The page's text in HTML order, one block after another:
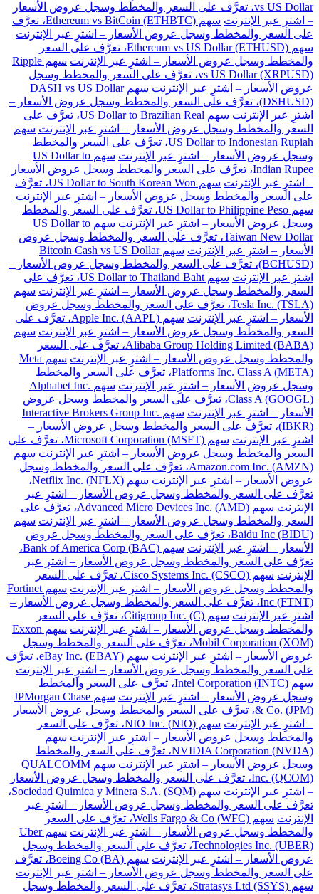
vs US Dollar، تعرَّف على السعر والمخطط وسجل عروض الأسعار
– اشترِ عبر الإنترنت
سهم Ethereum vs BitCoin (ETHBTC)، تعرَّف
على السعر والمخطط وسجل عروض الأسعار – اشترِ عبر الإنترنت
سهم Ethereum vs US Dollar (ETHUSD)، تعرَّف على السعر
والمخطط وسجل عروض الأسعار – اشترِ عبر الإنترنت
سهم Ripple
vs US Dollar (XRPUSD)، تعرَّف على السعر والمخطط وسجل
عروض الأسعار – اشترِ عبر الإنترنت
سهم DASH vs US Dollar
(DSHUSD)، تعرَّف على السعر والمخطط وسجل عروض الأسعار –
اشترِ عبر الإنترنت
سهم US Dollar to Brazilian Real، تعرَّف على
السعر والمخطط وسجل عروض الأسعار – اشترِ عبر الإنترنت سهم
US Dollar to Indonesian Rupiah، تعرَّف على السعر والمخطط
وسجل عروض الأسعار – اشترِ عبر الإنترنت
سهم US Dollar to
Indian Rupee، تعرَّف على السعر والمخطط وسجل عروض الأسعار
– اشترِ عبر الإنترنت
سهم US Dollar to South Korean Won، تعرَّف
على السعر والمخطط وسجل عروض الأسعار – اشترِ عبر الإنترنت
سهم US Dollar to Philippine Peso، تعرَّف على السعر والمخطط
وسجل عروض الأسعار – اشترِ عبر الإنترنت
سهم US Dollar to
Taiwan New Dollar، تعرَّف على السعر والمخطط وسجل عروض
الأسعار – اشترِ عبر الإنترنت
سهم Bitcoin Cash vs US Dollar
(BCHUSD)، تعرَّف على السعر والمخطط وسجل عروض الأسعار –
اشترِ عبر الإنترنت
سهم US Dollar to Thailand Baht، تعرَّف على
السعر والمخطط وسجل عروض الأسعار – اشترِ عبر الإنترنت سهم
Tesla Inc. (TSLA)، تعرَّف على السعر والمخطط وسجل عروض
الأسعار – اشترِ عبر الإنترنت
سهم Apple Inc. (AAPL)، تعرَّف على
السعر والمخطط وسجل عروض الأسعار – اشترِ عبر الإنترنت سهم
Alibaba Group Holding Limited (BABA)، تعرَّف على السعر
والمخطط وسجل عروض الأسعار – اشترِ عبر الإنترنت
سهم Meta
Platforms Inc. Class A (META)، تعرَّف على السعر والمخطط
وسجل عروض الأسعار – اشترِ عبر الإنترنت
سهم Alphabet Inc.
Class A (GOOGL)، تعرَّف على السعر والمخطط وسجل عروض
الأسعار – اشترِ عبر الإنترنت
سهم Interactive Brokers Group Inc.
(IBKR)، تعرَّف على السعر والمخطط وسجل عروض الأسعار –
اشترِ عبر الإنترنت
سهم Microsoft Corporation (MSFT)، تعرَّف على
السعر والمخطط وسجل عروض الأسعار – اشترِ عبر الإنترنت سهم
Amazon.com Inc. (AMZN)، تعرَّف على السعر والمخطط وسجل
عروض الأسعار – اشترِ عبر الإنترنت
سهم Netflix Inc. (NFLX)،
تعرَّف على السعر والمخطط وسجل عروض الأسعار – اشترِ عبر
الإنترنت
سهم Advanced Micro Devices Inc. (AMD)، تعرَّف على
السعر والمخطط وسجل عروض الأسعار – اشترِ عبر الإنترنت سهم
Baidu Inc (BIDU)، تعرَّف على السعر والمخطط وسجل عروض
الأسعار – اشترِ عبر الإنترنت
سهم Bank of America Corp (BAC)،
تعرَّف على السعر والمخطط وسجل عروض الأسعار – اشترِ عبر
الإنترنت
سهم Cisco Systems Inc. (CSCO)، تعرَّف على السعر
والمخطط وسجل عروض الأسعار – اشترِ عبر الإنترنت
سهم Fortinet
Inc (FTNT)، تعرَّف على السعر والمخطط وسجل عروض الأسعار –
اشترِ عبر الإنترنت
سهم Citigroup Inc. (C)، تعرَّف على السعر
والمخطط وسجل عروض الأسعار – اشترِ عبر الإنترنت
سهم Exxon
Mobil Corporation (XOM)، تعرَّف على السعر والمخطط وسجل
عروض الأسعار – اشترِ عبر الإنترنت
سهم eBay Inc. (EBAY)، تعرَّف
على السعر والمخطط وسجل عروض الأسعار – اشترِ عبر الإنترنت
سهم Intel Corporation (INTC)، تعرَّف على السعر والمخطط
وسجل عروض الأسعار – اشترِ عبر الإنترنت
سهم JPMorgan Chase
& Co. (JPM)، تعرَّف على السعر والمخطط وسجل عروض الأسعار
– اشترِ عبر الإنترنت
سهم NIO Inc. (NIO)، تعرَّف على السعر
والمخطط وسجل عروض الأسعار – اشترِ عبر الإنترنت سهم
NVIDIA Corporation (NVDA)، تعرَّف على السعر والمخطط
وسجل عروض الأسعار – اشترِ عبر الإنترنت
سهم QUALCOMM
Inc. (QCOM)، تعرَّف على السعر والمخطط وسجل عروض الأسعار
– اشترِ عبر الإنترنت
سهم Sociedad Quimica y Minera S.A. (SQM)،
تعرَّف على السعر والمخطط وسجل عروض الأسعار – اشترِ عبر
الإنترنت
سهم Wells Fargo & Co (WFC)، تعرَّف على السعر
والمخطط وسجل عروض الأسعار – اشترِ عبر الإنترنت
سهم Uber
Technologies Inc. (UBER)، تعرَّف على السعر والمخطط وسجل
عروض الأسعار – اشترِ عبر الإنترنت
سهم Boeing Co (BA)، تعرَّف
على السعر والمخطط وسجل عروض الأسعار – اشترِ عبر الإنترنت
سهم Stratasys Ltd (SSYS)، تعرَّف على السعر والمخطط وسجل